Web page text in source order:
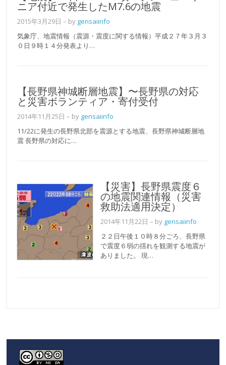
ニア付近で発生したM7.6の地震
2015年3月29日 – by gensaiinfo
気象庁、地震情報（震源・震度に関する情報）平成２７年３月３
０日９時１４分発表より…
【長野県神城断層地震】〜長野県の対応
と災害ボランティア・寄付受付
2014年11月25日 – by gensaiinfo
11/22に発生の長野県北部を震源とする地震、長野県神城断層地
震 長野県の対応に…
【災害】長野県震度６
の地震関連情報（災害
救助法適用決定）
2014年11月22日 – by gensaiinfo
２２日午後１０時８分ごろ、長野県
で震度６弱の揺れを観測する地震が
ありました。 現…